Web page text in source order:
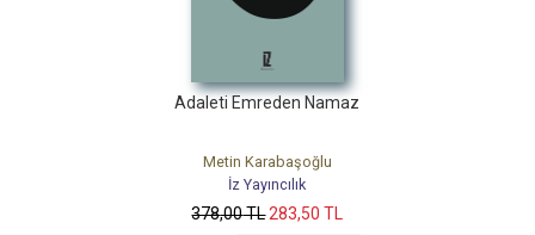
Adaleti Emreden Namaz
Metin Karabaşoğlu
İz Yayıncılık
378,00TL283,50 TL